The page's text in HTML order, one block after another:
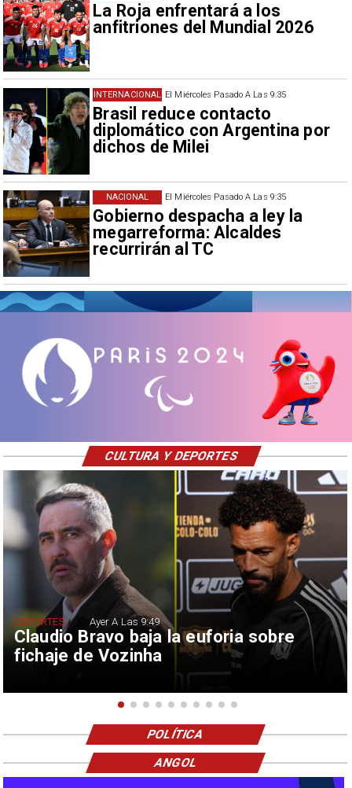
La Roja enfrentará a los
anfitriones del Mundial 2026
El Miércoles Pasado A Las 9:35
Brasil reduce contacto
diplomático con Argentina por
dichos de Milei
INTERNACIONAL
El Miércoles Pasado A Las 9:35
Gobierno despacha a ley la
megarreforma: Alcaldes
recurrirán al TC
NACIONAL
Claudio Bravo baja la euforia sobre
fichaje de Vozinha
DEPORTES Ayer A Las 9:49
CULTURA Y DEPORTES
POLÍTICA
ANGOL